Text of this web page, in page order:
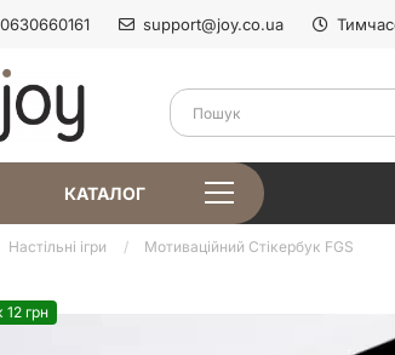
support@joy.co.ua
КАТАЛОГ
Настільні ігри Мотиваційний Стікербук FGS
грн